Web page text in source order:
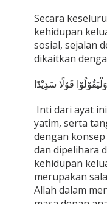
Secara
kehidupan
sosial, sejalan
dikaitkan
قَوْلًا سَدِيْدًا
Inti dari ayat
yatim, serta
dengan
dan dipelihara
kehidupan
merupakan
Allah dalam